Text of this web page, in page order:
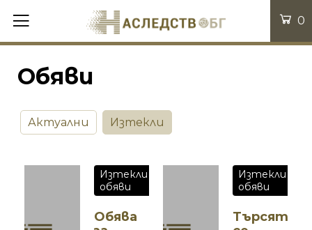
Обяви
Актуални Изтекли
Изтекли
обяви
Обява
Изтекли
обяви
Търсят
0